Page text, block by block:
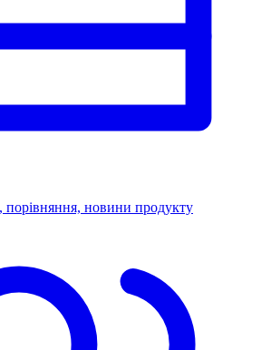
порівняння, новини продукту